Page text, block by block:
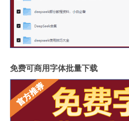
免费可商用字体批量下载